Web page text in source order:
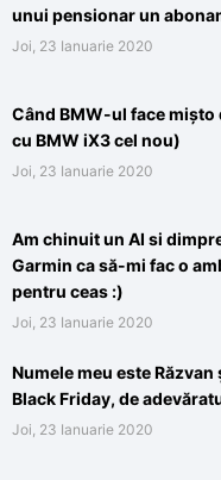
unui pensionar un
Joi, 23 Ianuarie 2020
Când BMW-ul face mișto
cu BMW iX3 cel nou)
Joi, 23 Ianuarie 2020
Am chinuit un AI si
Garmin ca să-mi fac o
pentru ceas :)
Joi, 23 Ianuarie 2020
Numele meu este
Black Friday, de
Joi, 23 Ianuarie 2020